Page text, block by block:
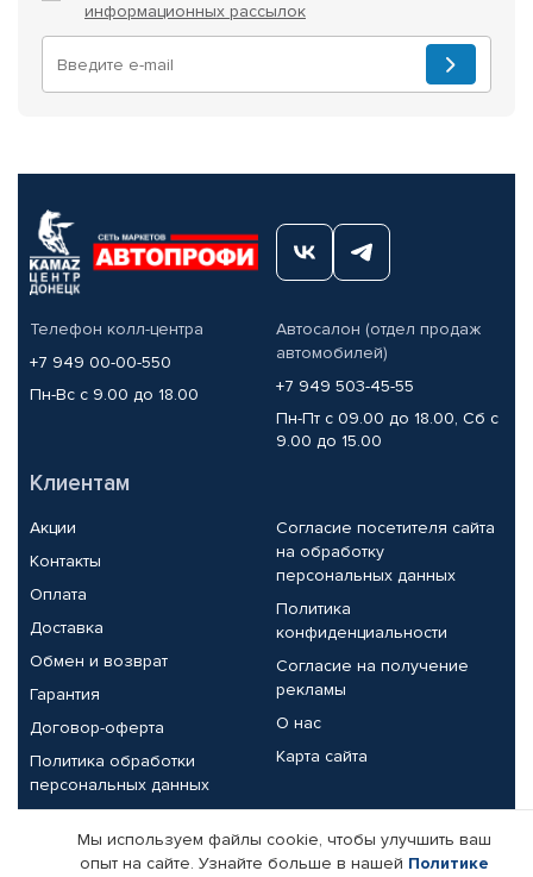
информационных рассылок
Телефон колл-центра
+7 949 00-00-550
Пн-Вс с 9.00 до 18.00
Автосалон (отдел продаж
автомобилей)
+7 949 503-45-55
Пн-Пт с 09.00 до 18.00, Сб с
9.00 до 15.00
Клиентам
Акции
Контакты
Оплата
Доставка
Обмен и возврат
Гарантия
Договор-оферта
Политика обработки
персональных данных
Согласие посетителя сайта
на обработку
персональных данных
Политика
конфиденциальности
Согласие на получение
рекламы
О нас
Карта сайта
Партнерам
Мы используем файлы cookie, чтобы улучшить ваш
опыт на сайте. Узнайте больше в нашей Политике